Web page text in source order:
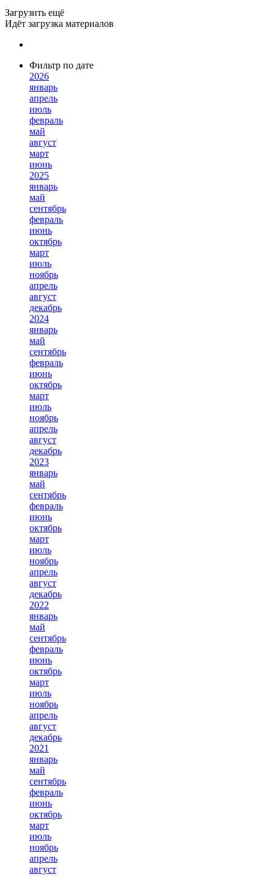
Загрузить ещё
Идёт загрузка материалов
Фильтр по дате
2026
январь
апрель
июль
февраль
май
август
март
июнь
2025
январь
май
сентябрь
февраль
июнь
октябрь
март
июль
ноябрь
апрель
август
декабрь
2024
январь
май
сентябрь
февраль
июнь
октябрь
март
июль
ноябрь
апрель
август
декабрь
2023
январь
май
сентябрь
февраль
июнь
октябрь
март
июль
ноябрь
апрель
август
декабрь
2022
январь
май
сентябрь
февраль
июнь
октябрь
март
июль
ноябрь
апрель
август
декабрь
2021
январь
май
сентябрь
февраль
июнь
октябрь
март
июль
ноябрь
апрель
август